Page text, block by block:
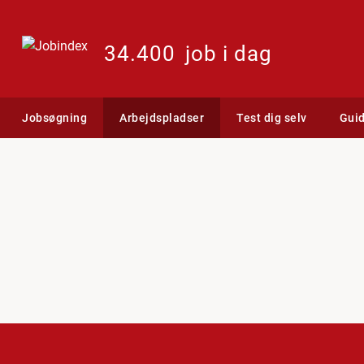
34.400 job i dag
Jobsøgning Arbejdspladser Test dig selv